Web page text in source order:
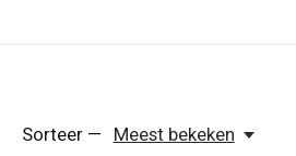
Sorteer — Meest bekeken